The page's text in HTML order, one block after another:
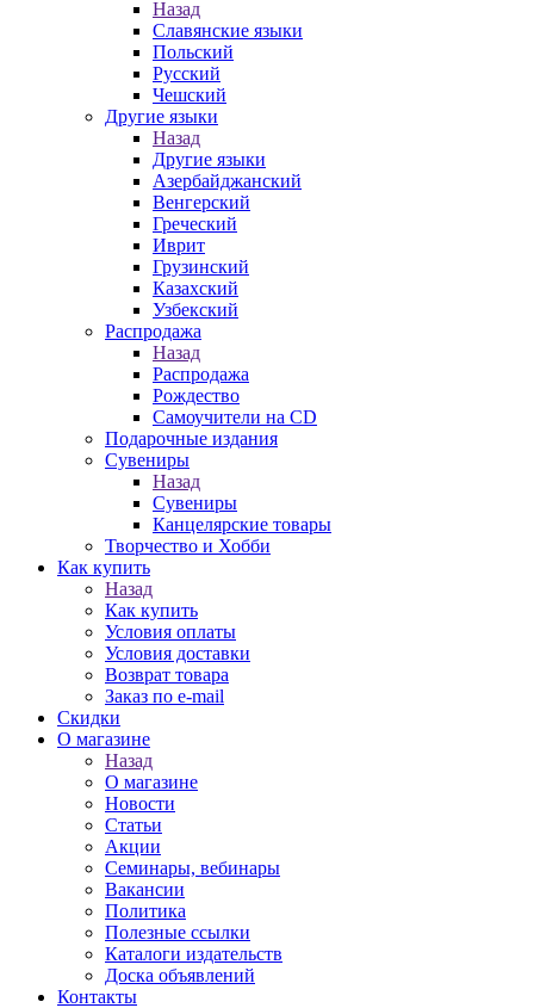
Назад
Славянские языки
Польский
Русский
Чешский
Другие языки
Назад
Другие языки
Азербайджанский
Венгерский
Греческий
Иврит
Грузинский
Казахский
Узбекский
Распродажа
Назад
Распродажа
Рождество
Самоучители на CD
Подарочные издания
Сувениры
Назад
Сувениры
Канцелярские товары
Творчество и Хобби
Как купить
Назад
Как купить
Условия оплаты
Условия доставки
Возврат товара
Заказ по e-mail
Скидки
О магазине
Назад
О магазине
Новости
Статьи
Акции
Семинары, вебинары
Вакансии
Политика
Полезные ссылки
Каталоги издательств
Доска объявлений
Контакты